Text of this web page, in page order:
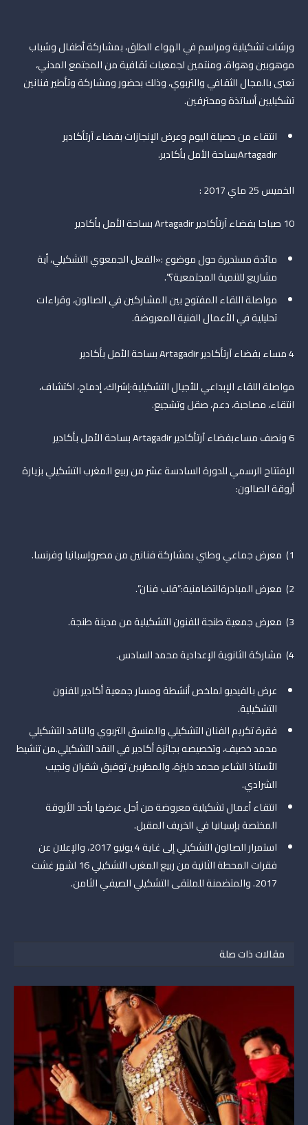
ورشات تشكيلية ومراسم في الهواء الطلق، بمشاركة أطفال وشباب
موهوبين وهواة، ومنتمين لجمعيات ثقافية من المجتمع المدني،
تعنى بالمجال الثقافي والتربوي، وذلك بحضور ومشاركة وتأطير فنانين
تشكيليين أساتذة ومحترفين.
انتقاء من حصيلة اليوم وعرض الإنجازات بفضاء آرتأكادير
Artagadirبساحة الأمل بأكادير.
الخميس 25 ماي 2017 :
10 صباحا بفضاء آرتأكادير Artagadir بساحة الأمل بأكادير
مائدة مستديرة حول موضوع :«الفعل الجمعوي التشكيلي، أية
مشاريع للتنمية المجتمعية؟”.
مواصلة اللقاء المفتوح بين المشاركين في الصالون، وقراءات
تحليلية في الأعمال الفنية المعروضة.
4 مساء بفضاء آرتأكادير Artagadir بساحة الأمل بأكادير
مواصلة اللقاء الإبداعي للأجيال التشكيلية:إشراك، إدماج، اكتشاف،
انتقاء، مصاحبة، دعم، صقل وتشجيع.
6 ونصف مساءبفضاء آرتأكادير Artagadir بساحة الأمل بأكادير
الإفتتاح الرسمي للدورة السادسة عشر من ربيع المغرب التشكيلي بزيارة
أروقة الصالون:
1) معرض جماعي وطني بمشاركة فنانين من مصروإسبانيا وفرنسا.
2) معرض المبادرةالتضامنية:”قلب فنان”.
3) معرض جمعية طنجة للفنون التشكيلية من مدينة طنجة.
4) مشاركة الثانوية الإعدادية محمد السادس.
عرض بالفيديو لملخص أنشطة ومسار جمعية أكادير للفنون
التشكيلية.
فقرة تكريم الفنان التشكيلي والمنسق التربوي والناقد التشكيلي
محمد خصيف، وتخصيصه بجائزة أكادير في النقد التشكيلي.من تنشيط
الأستاذ الشاعر محمد دليزة، والمطربين توفيق شقران ونجيب
الشرادي.
انتقاء أعمال تشكيلية معروضة من أجل عرضها بأحد الأروقة
المختصة بإسبانيا في الخريف المقبل.
استمرار الصالون التشكيلي إلى غاية 4 يونيو 2017، والإعلان عن
فقرات المحطة الثانية من ربيع المغرب التشكيلي 16 لشهر غشت
2017. والمتضمنة للملتقى التشكيلي الصيفي الثامن.
مقالات ذات صلة